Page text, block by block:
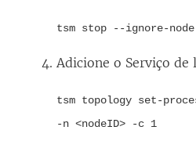
tsm stop --ignore-
Adicione o Serviço de
tsm topology set-
-n <nodeID> -c 1